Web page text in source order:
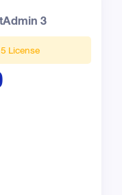
3
5 License